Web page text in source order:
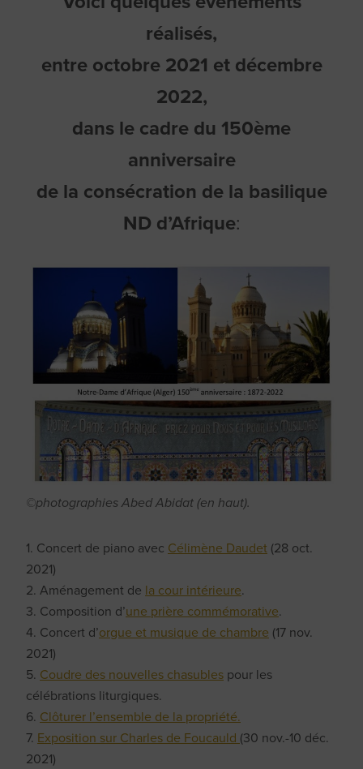
réalisés,
entre octobre 2021 et décembre
2022,
dans le cadre du 150ème
anniversaire
de la consécration de la basilique
ND d’Afrique:
©photographies Abed Abidat (en haut).
1. Concert de piano avec Célimène Daudet (28 oct.
2021)
2. Aménagement de la cour intérieure.
3. Composition d’une prière commémorative.
4. Concert d’orgue et musique de chambre (17 nov.
2021)
5. Coudre des nouvelles chasubles pour les
célébrations liturgiques.
6. Clôturer l’ensemble de la propriété.
7. Exposition sur Charles de Foucauld (30 nov.-10 déc.
2021)